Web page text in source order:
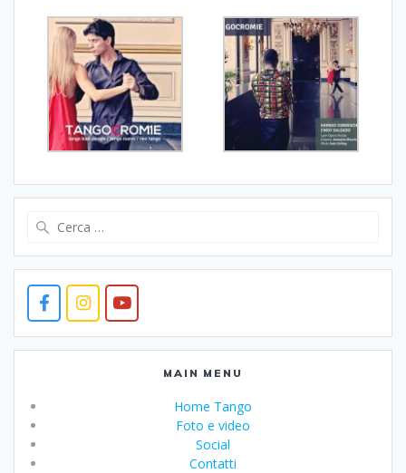
MAIN MENU
Home Tango
Foto e video
Social
Contatti